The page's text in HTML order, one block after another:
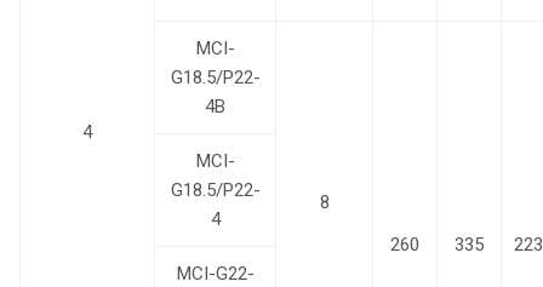
4
MCI-
G18.5/P22-
4B
8
260
335 223
MCI-
G18.5/P22-
4
MCI-G22-